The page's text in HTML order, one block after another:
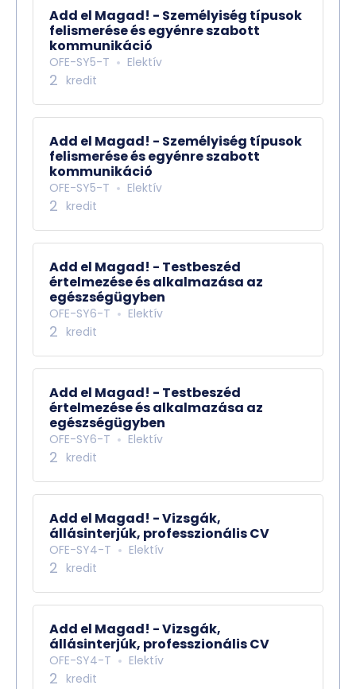
Add el Magad! - Személyiség típusok
felismerése és egyénre szabott
kommunikáció
OFE-SY5-T Elektív
2 kredit
Add el Magad! - Személyiség típusok
felismerése és egyénre szabott
kommunikáció
OFE-SY5-T Elektív
2 kredit
Add el Magad! - Testbeszéd
értelmezése és alkalmazása az
egészségügyben
OFE-SY6-T Elektív
2 kredit
Add el Magad! - Testbeszéd
értelmezése és alkalmazása az
egészségügyben
OFE-SY6-T Elektív
2 kredit
Add el Magad! - Vizsgák,
állásinterjúk, professzionális CV
OFE-SY4-T Elektív
2 kredit
Add el Magad! - Vizsgák,
állásinterjúk, professzionális CV
OFE-SY4-T Elektív
2 kredit